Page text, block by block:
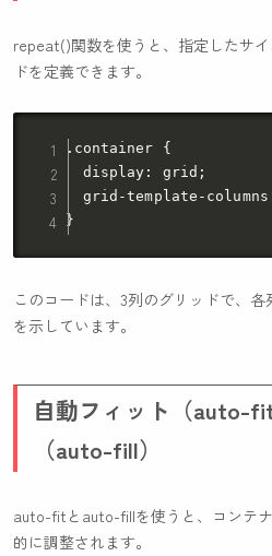
repeat()関数を使うと、指定したサ
ドを定義できます。
.container {
  display: grid;
grid-template-
}
このコードは、3列のグリッドで、
を示しています。
自動フィット（auto-
（auto-fill）
auto-fit と auto-fillを使うと、コンテ
的に調整されます。